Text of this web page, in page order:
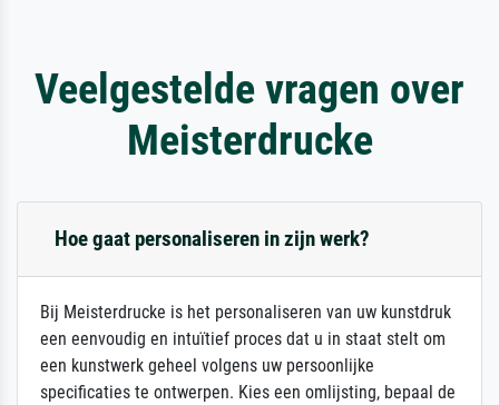
Veelgestelde vragen over
Meisterdrucke
Hoe gaat personaliseren in zijn werk?
Bij Meisterdrucke is het personaliseren van uw kunstdruk
een eenvoudig en intuïtief proces dat u in staat stelt om
een kunstwerk geheel volgens uw persoonlijke
specificaties te ontwerpen. Kies een omlijsting, bepaal de